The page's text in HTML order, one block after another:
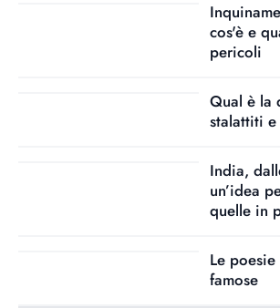
cos'è e
pericoli
Qual è la
stalattiti
India,
un’idea
quelle in
Le
famose